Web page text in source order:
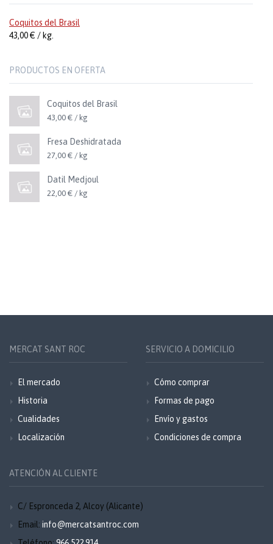
Coquitos del Brasil
43,00 € / kg.
PRODUCTOS EN OFERTA
Coquitos del Brasil
43,00 € / kg
Fresa Deshidratada
27,00 € / kg
Datil Medjoul
22,00 € / kg
MERCAT SANT ROC
El mercado
Historia
Cualidades
Localización
SERVICIO A DOMICILIO
Cómo comprar
Formas de pago
Envío y gastos
Condiciones de compra
ATENCIÓN AL CLIENTE
C/ Espronceda 2, Alcoy (Alicante)
Email: info@mercatsantroc.com